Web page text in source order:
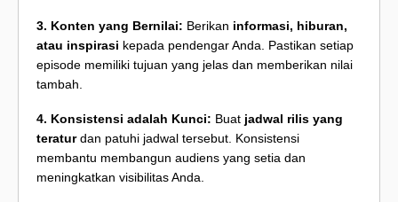
3. Konten yang Bernilai: Berikan informasi, hiburan,
atau inspirasi kepada pendengar Anda. Pastikan setiap
episode memiliki tujuan yang jelas dan memberikan nilai
tambah.
4. Konsistensi adalah Kunci: Buat jadwal rilis yang
teraturdan patuhi jadwal tersebut. Konsistensi
membantu membangun audiens yang setia dan
meningkatkan visibilitas Anda.